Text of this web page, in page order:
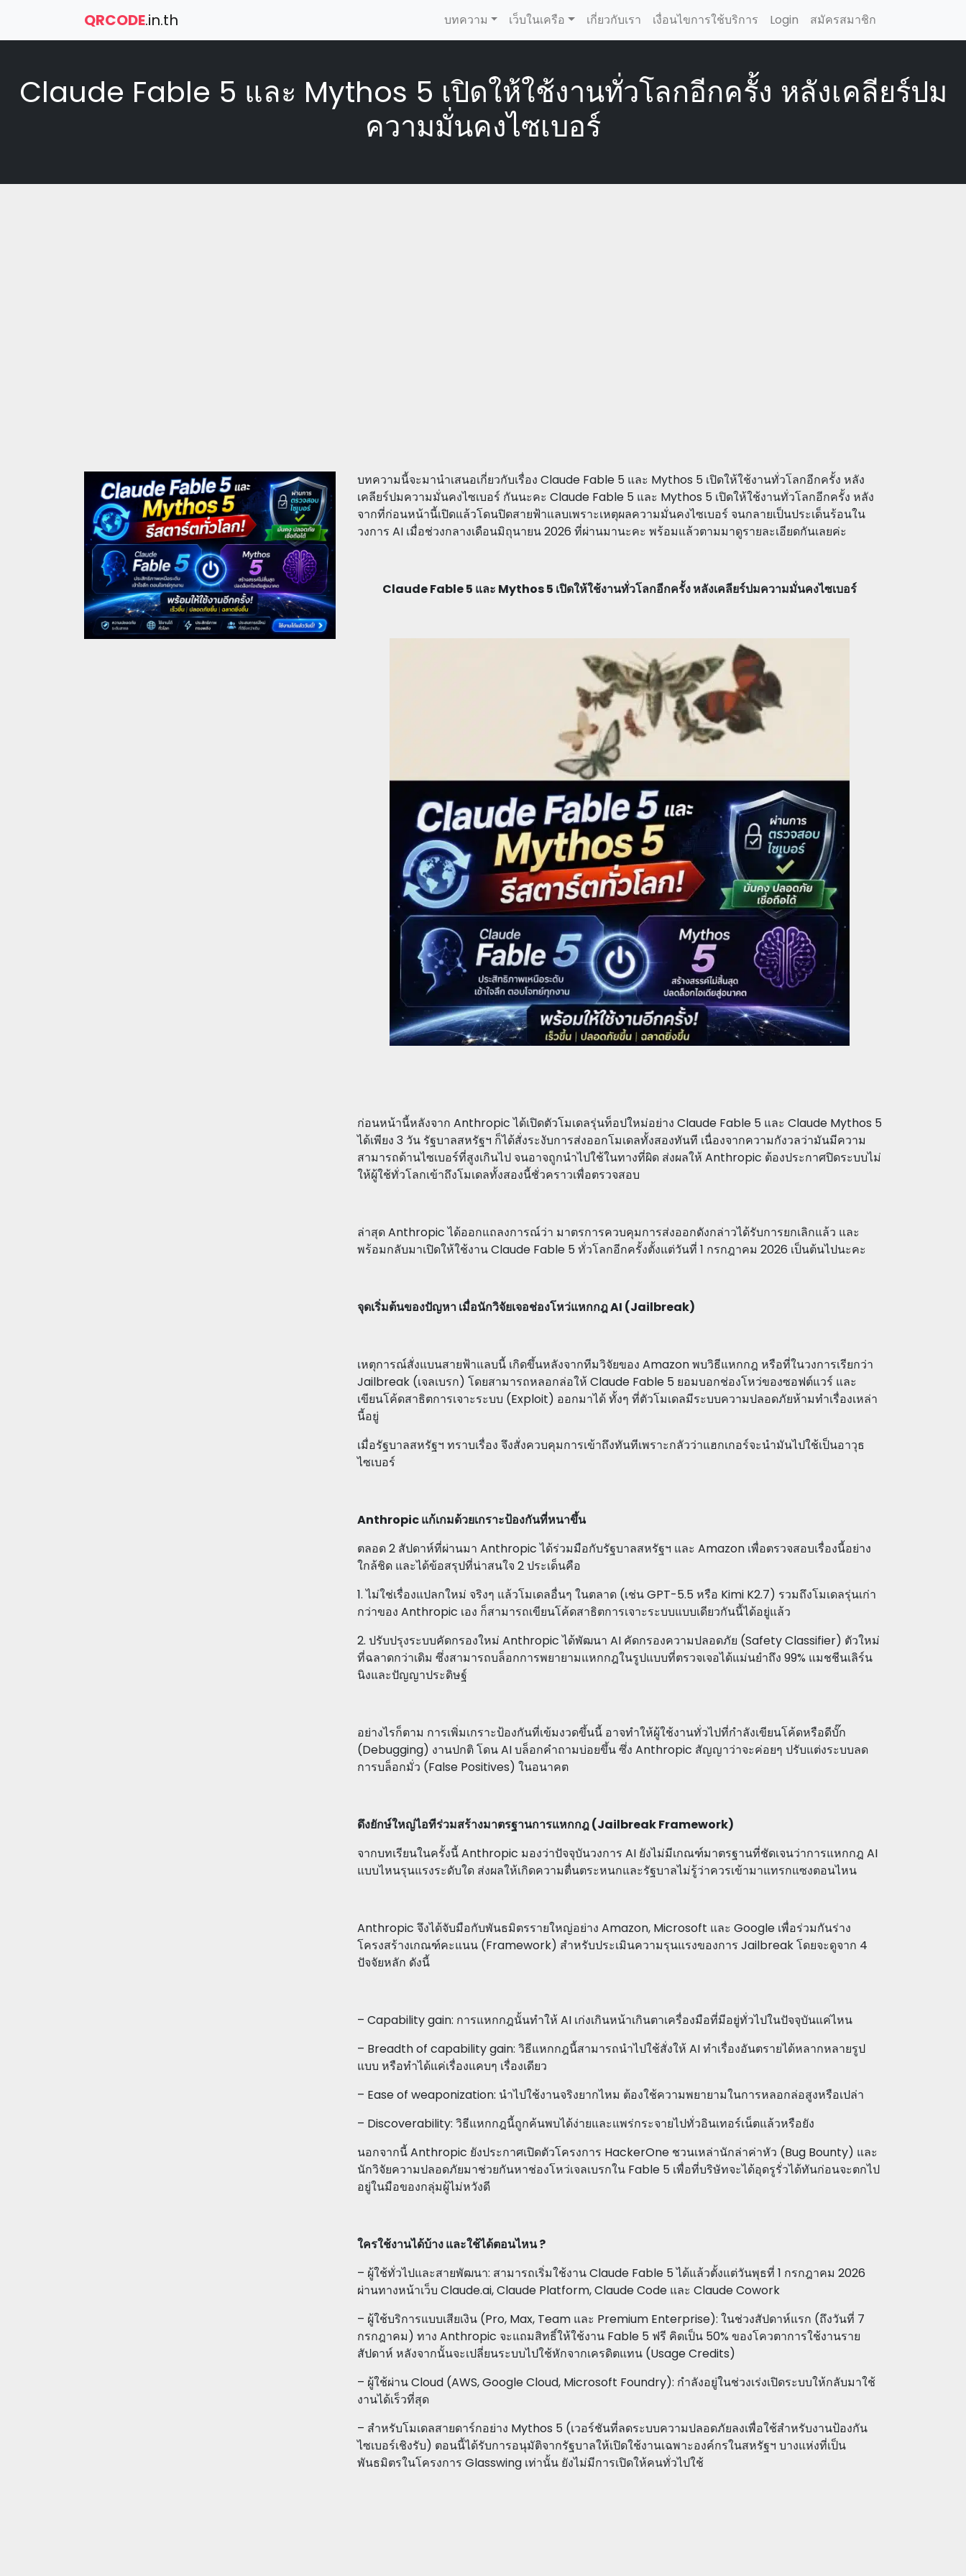
QRCODE.in.th บทความ เว็บในเครือ เกี่ยวกับเรา เงื่อนไขการใช้บริการ Login สมัครสมาชิก
Claude Fable 5 และ Mythos 5 เปิดให้ใช้งานทั่วโลกอีกครั้ง หลังเคลียร์ปม
ความมั่นคงไซเบอร์
บทความนี้จะมานำเสนอเกี่ยวกับเรื่อง Claude Fable 5 และ Mythos 5 เปิดให้ใช้งานทั่วโลกอีกครั้ง หลัง
เคลียร์ปมความมั่นคงไซเบอร์ กันนะคะ Claude Fable 5 และ Mythos 5 เปิดให้ใช้งานทั่วโลกอีกครั้ง หลัง
จากที่ก่อนหน้านี้เปิดแล้วโดนปิดสายฟ้าแลบเพราะเหตุผลความมั่นคงไซเบอร์ จนกลายเป็นประเด็นร้อนใน
วงการ AI เมื่อช่วงกลางเดือนมิถุนายน 2026 ที่ผ่านมานะคะ พร้อมแล้วตามมาดูรายละเอียดกันเลยค่ะ
Claude Fable 5 และ Mythos 5 เปิดให้ใช้งานทั่วโลกอีกครั้ง หลังเคลียร์ปมความมั่นคงไซเบอร์
ก่อนหน้านี้หลังจาก Anthropic ได้เปิดตัวโมเดลรุ่นท็อปใหม่อย่าง Claude Fable 5 และ Claude Mythos 5
ได้เพียง 3 วัน รัฐบาลสหรัฐฯ ก็ได้สั่งระงับการส่งออกโมเดลทั้งสองทันที เนื่องจากความกังวลว่ามันมีความ
สามารถด้านไซเบอร์ที่สูงเกินไป จนอาจถูกนำไปใช้ในทางที่ผิด ส่งผลให้ Anthropic ต้องประกาศปิดระบบไม่
ให้ผู้ใช้ทั่วโลกเข้าถึงโมเดลทั้งสองนี้ชั่วคราวเพื่อตรวจสอบ
ล่าสุด Anthropic ได้ออกแถลงการณ์ว่า มาตรการควบคุมการส่งออกดังกล่าวได้รับการยกเลิกแล้ว และ
พร้อมกลับมาเปิดให้ใช้งาน Claude Fable 5 ทั่วโลกอีกครั้งตั้งแต่วันที่ 1 กรกฎาคม 2026 เป็นต้นไปนะคะ
จุดเริ่มต้นของปัญหา เมื่อนักวิจัยเจอช่องโหว่แหกกฎ AI (Jailbreak)
เหตุการณ์สั่งแบนสายฟ้าแลบนี้ เกิดขึ้นหลังจากทีมวิจัยของ Amazon พบวิธีแหกกฎ หรือที่ในวงการเรียกว่า
Jailbreak (เจลเบรก) โดยสามารถหลอกล่อให้ Claude Fable 5 ยอมบอกช่องโหว่ของซอฟต์แวร์ และ
เขียนโค้ดสาธิตการเจาะระบบ (Exploit) ออกมาได้ ทั้งๆ ที่ตัวโมเดลมีระบบความปลอดภัยห้ามทำเรื่องเหล่า
นี้อยู่
เมื่อรัฐบาลสหรัฐฯ ทราบเรื่อง จึงสั่งควบคุมการเข้าถึงทันทีเพราะกลัวว่าแฮกเกอร์จะนำมันไปใช้เป็นอาวุธ
ไซเบอร์
Anthropic แก้เกมด้วยเกราะป้องกันที่หนาขึ้น
ตลอด 2 สัปดาห์ที่ผ่านมา Anthropic ได้ร่วมมือกับรัฐบาลสหรัฐฯ และ Amazon เพื่อตรวจสอบเรื่องนี้อย่าง
ใกล้ชิด และได้ข้อสรุปที่น่าสนใจ 2 ประเด็นคือ
1. ไม่ใช่เรื่องแปลกใหม่ จริงๆ แล้วโมเดลอื่นๆ ในตลาด (เช่น GPT-5.5 หรือ Kimi K2.7) รวมถึงโมเดลรุ่นเก่า
กว่าของ Anthropic เอง ก็สามารถเขียนโค้ดสาธิตการเจาะระบบแบบเดียวกันนี้ได้อยู่แล้ว
2. ปรับปรุงระบบคัดกรองใหม่ Anthropic ได้พัฒนา AI คัดกรองความปลอดภัย (Safety Classifier) ตัวใหม่
ที่ฉลาดกว่าเดิม ซึ่งสามารถบล็อกการพยายามแหกกฎในรูปแบบที่ตรวจเจอได้แม่นยำถึง 99% แมชชีนเลิร์น
นิงและปัญญาประดิษฐ์
อย่างไรก็ตาม การเพิ่มเกราะป้องกันที่เข้มงวดขึ้นนี้ อาจทำให้ผู้ใช้งานทั่วไปที่กำลังเขียนโค้ดหรือดีบั๊ก
(Debugging) งานปกติ โดน AI บล็อกคำถามบ่อยขึ้น ซึ่ง Anthropic สัญญาว่าจะค่อยๆ ปรับแต่งระบบลด
การบล็อกมั่ว (False Positives) ในอนาคต
ดึงยักษ์ใหญ่ไอทีร่วมสร้างมาตรฐานการแหกกฎ (Jailbreak Framework)
จากบทเรียนในครั้งนี้ Anthropic มองว่าปัจจุบันวงการ AI ยังไม่มีเกณฑ์มาตรฐานที่ชัดเจนว่าการแหกกฎ AI
แบบไหนรุนแรงระดับใด ส่งผลให้เกิดความตื่นตระหนกและรัฐบาลไม่รู้ว่าควรเข้ามาแทรกแซงตอนไหน
Anthropic จึงได้จับมือกับพันธมิตรรายใหญ่อย่าง Amazon, Microsoft และ Google เพื่อร่วมกันร่าง
โครงสร้างเกณฑ์คะแนน (Framework) สำหรับประเมินความรุนแรงของการ Jailbreak โดยจะดูจาก 4
ปัจจัยหลัก ดังนี้
– Capability gain: การแหกกฎนั้นทำให้ AI เก่งเกินหน้าเกินตาเครื่องมือที่มีอยู่ทั่วไปในปัจจุบันแค่ไหน
– Breadth of capability gain: วิธีแหกกฎนี้สามารถนำไปใช้สั่งให้ AI ทำเรื่องอันตรายได้หลากหลายรูป
แบบ หรือทำได้แค่เรื่องแคบๆ เรื่องเดียว
– Ease of weaponization: นำไปใช้งานจริงยากไหม ต้องใช้ความพยายามในการหลอกล่อสูงหรือเปล่า
– Discoverability: วิธีแหกกฎนี้ถูกค้นพบได้ง่ายและแพร่กระจายไปทั่วอินเทอร์เน็ตแล้วหรือยัง
นอกจากนี้ Anthropic ยังประกาศเปิดตัวโครงการ HackerOne ชวนเหล่านักล่าค่าหัว (Bug Bounty) และ
นักวิจัยความปลอดภัยมาช่วยกันหาช่องโหว่เจลเบรกใน Fable 5 เพื่อที่บริษัทจะได้อุดรูรั่วได้ทันก่อนจะตกไป
อยู่ในมือของกลุ่มผู้ไม่หวังดี
ใครใช้งานได้บ้าง และใช้ได้ตอนไหน ?
– ผู้ใช้ทั่วไปและสายพัฒนา: สามารถเริ่มใช้งาน Claude Fable 5 ได้แล้วตั้งแต่วันพุธที่ 1 กรกฎาคม 2026
ผ่านทางหน้าเว็บ Claude.ai, Claude Platform, Claude Code และ Claude Cowork
– ผู้ใช้บริการแบบเสียเงิน (Pro, Max, Team และ Premium Enterprise): ในช่วงสัปดาห์แรก (ถึงวันที่ 7
กรกฎาคม) ทาง Anthropic จะแถมสิทธิ์ให้ใช้งาน Fable 5 ฟรี คิดเป็น 50% ของโควตาการใช้งานราย
สัปดาห์ หลังจากนั้นจะเปลี่ยนระบบไปใช้หักจากเครดิตแทน (Usage Credits)
– ผู้ใช้ผ่าน Cloud (AWS, Google Cloud, Microsoft Foundry): กำลังอยู่ในช่วงเร่งเปิดระบบให้กลับมาใช้
งานได้เร็วที่สุด
– สำหรับโมเดลสายดาร์กอย่าง Mythos 5 (เวอร์ชันที่ลดระบบความปลอดภัยลงเพื่อใช้สำหรับงานป้องกัน
ไซเบอร์เชิงรับ) ตอนนี้ได้รับการอนุมัติจากรัฐบาลให้เปิดใช้งานเฉพาะองค์กรในสหรัฐฯ บางแห่งที่เป็น
พันธมิตรในโครงการ Glasswing เท่านั้น ยังไม่มีการเปิดให้คนทั่วไปใช้